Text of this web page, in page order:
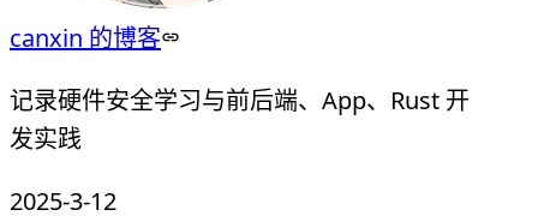
canxin 的博客
记录硬件安全学习与前后端、App、Rust 开
发实践
2025-3-12